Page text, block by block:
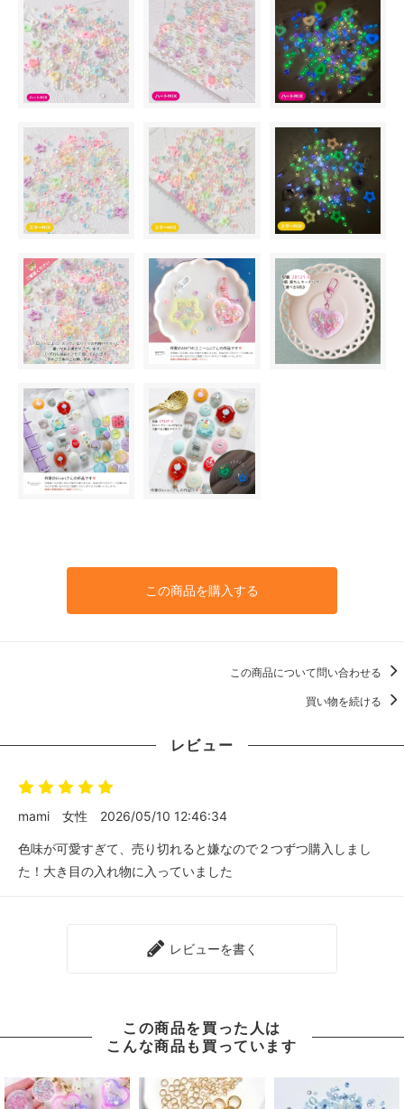
この商品を購入する
この商品について問い合わせる
買い物を続ける
レビュー
mami 女性 2026/05/10 12:46:34
色味が可愛すぎて、売り切れると嫌なので２つずつ購入しまし
た！大き目の入れ物に入っていました
レビューを書く
この商品を買った人は
こんな商品も買っています